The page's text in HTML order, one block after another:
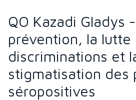
QO Kazadi Gladys
prévention, la lutte
discriminations et
stigmatisation des
séropositives